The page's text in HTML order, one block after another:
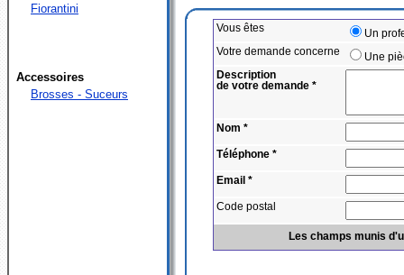
Fiorantini
Accessoires
Brosses - Suceurs
Vous êtes
Un
Votre demande concerne
Une
Description
de votre demande *
Nom *
Téléphone *
Email *
Code postal
Les champs munis